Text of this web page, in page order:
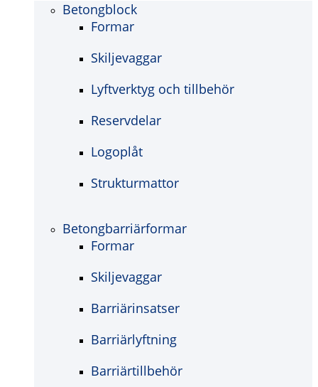
Betongblock
Formar
Skiljevaggar
Lyftverktyg och tillbehör
Reservdelar
Logoplåt
Strukturmattor
Betongbarriärformar
Formar
Skiljevaggar
Barriärinsatser
Barriärlyftning
Barriärtillbehör